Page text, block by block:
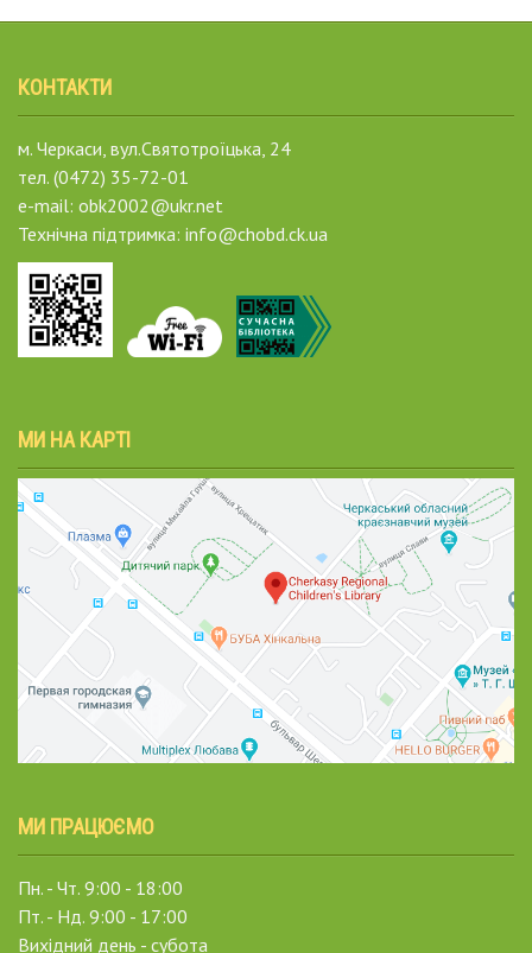
КОНТАКТИ
м. Черкаси, вул.Святотроїцька, 24
тел. (0472) 35-72-01
e-mail: obk2002@ukr.net
Технічна підтримка: info@chobd.ck.ua
МИ НА КАРТІ
МИ ПРАЦЮЄМО
Пн. - Чт. 9:00 - 18:00
Пт. - Нд. 9:00 - 17:00
Вихідний день - субота